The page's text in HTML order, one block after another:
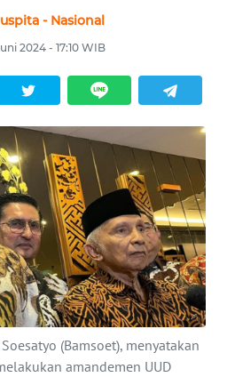
- Nasional
2024 - 17:10 WIB
(Bamsoet), menyatakan
amandemen UUD